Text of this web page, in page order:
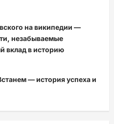
на википедии —
незабываемые
вклад в историю
— история успеха и